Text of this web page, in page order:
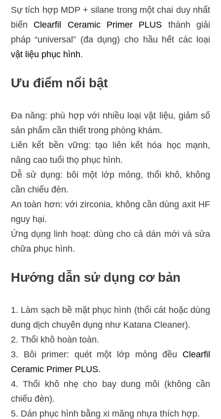
Sự tích hợp MDP + silane trong một chai duy nhất
biến Clearfil Ceramic Primer PLUS thành giải
pháp “universal” (đa dụng) cho hầu hết các loại
vật liệu phục hình.
Ưu điểm nổi bật
Đa năng: phù hợp với nhiều loại vật liệu, giảm số
sản phẩm cần thiết trong phòng khám.
Liên kết bền vững: tạo liên kết hóa học mạnh,
nâng cao tuổi thọ phục hình.
Dễ sử dụng: bôi một lớp mỏng, thổi khô, không
cần chiếu đèn.
An toàn hơn: với zirconia, không cần dùng axit HF
nguy hại.
Ứng dụng linh hoạt: dùng cho cả dán mới và sửa
chữa phục hình.
Hướng dẫn sử dụng cơ bản
1. Làm sạch bề mặt phục hình (thổi cát hoặc dùng
dung dịch chuyên dụng như Katana Cleaner).
2. Thổi khô hoàn toàn.
3. Bôi primer: quét một lớp mỏng đều Clearfil
Ceramic Primer PLUS.
4. Thổi khô nhẹ cho bay dung môi (không cần
chiếu đèn).
5. Dán phục hình bằng xi măng nhựa thích hợp.